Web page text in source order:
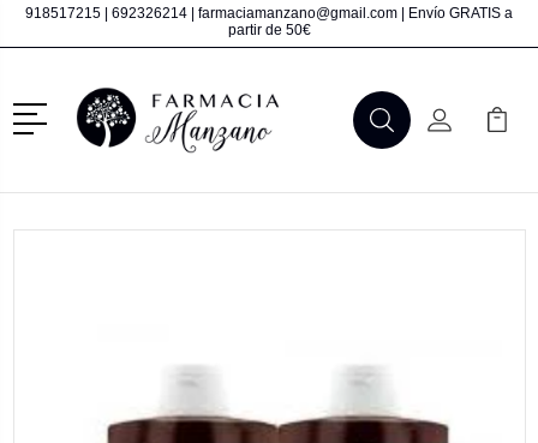
918517215 692326214 farmaciamanzano@gmail.com | Envío GRATIS a
partir de 50€
Menú
BuscarMi Cuenta
Mi